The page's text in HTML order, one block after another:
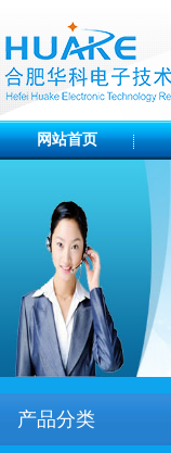
网站首页
产品分类